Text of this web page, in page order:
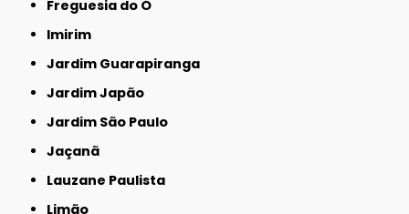
Freguesia do Ó
Imirim
Jardim Guarapiranga
Jardim Japão
Jardim São Paulo
Jaçanã
Lauzane Paulista
Limão